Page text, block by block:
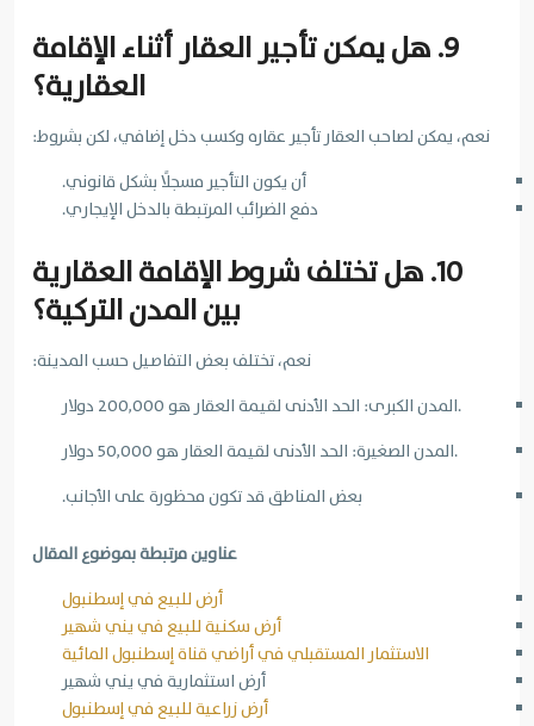
9. هل يمكن تأجير العقار أثناء الإقامة
العقارية؟
نعم، يمكن لصاحب العقار تأجير عقاره وكسب دخل إضافي، لكن بشروط:
أن يكون التأجير مسجلًا بشكل قانوني.
دفع الضرائب المرتبطة بالدخل الإيجاري.
10. هل تختلف شروط الإقامة العقارية
بين المدن التركية؟
نعم، تختلف بعض التفاصيل حسب المدينة:
المدن الكبرى:الحد الأدنى لقيمة العقار هو 200,000 دولار.
المدن الصغيرة:الحد الأدنى لقيمة العقار هو 50,000 دولار.
بعض المناطق قد تكون محظورة على الأجانب.
عناوين مرتبطة بموضوع المقال
أرض للبيع في إسطنبول
أرض سكنية للبيع في يني شهير
الاستثمار المستقبلي في أراضي قناة إسطنبول المائية
أرض استثمارية في يني شهير
أرض زراعية للبيع في إسطنبول